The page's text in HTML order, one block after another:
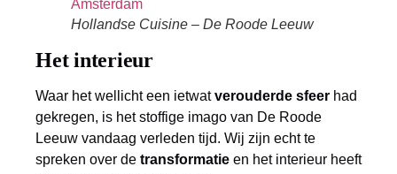
Hollandse Cuisine – De Roode Leeuw
Het interieur
Waar het wellicht een ietwatverouderde sfeer had
gekregen, is het stoffige imago van De Roode
Leeuw vandaag verleden tijd. Wij zijn echt te
spreken over de transformatie en het interieur heeft